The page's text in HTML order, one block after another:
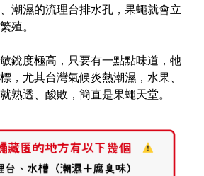
頁
潮濕的流理台排水孔，果蠅就會立
殖。
銳度極高，只要有一點點味道，牠
，尤其台灣氣候炎熱潮濕，水果、
熟透、酸敗，簡直是果蠅天堂。